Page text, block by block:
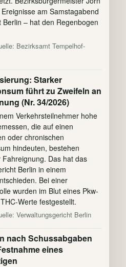
am Samstagabend
Berlin – hat den Regenbogen
Bezirksamt Tempelhof-
Starker
führt zu Zweifeln an
(Nr. 34/2026)
Verkehrsteilnehmer hohe
die auf einen
oder chronischen
hindeuten, bestehen
Das hat das
Berlin in einem
Bei einer
wurden im Blut eines Pkw-
Werte festgestellt.
Verwaltungsgericht Berlin
nach Schussabgaben
eines